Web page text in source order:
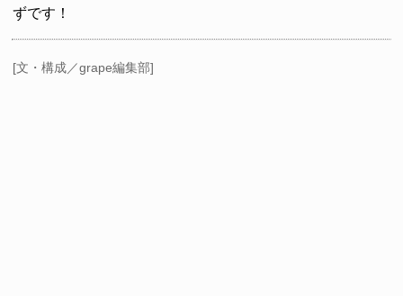
ずです！
[文・構成／grape編集部]